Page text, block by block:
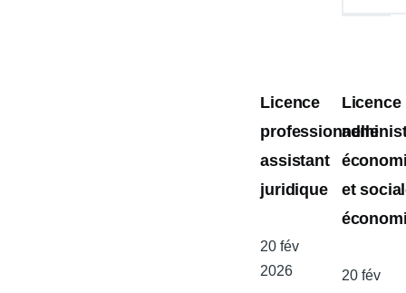
Licence
professionnelle
assistant
juridique
Date
de
20 fév
2026
Licence
et
Date
20 fév